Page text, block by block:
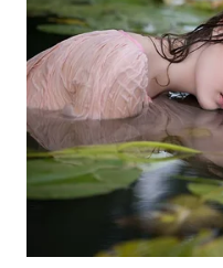
WAHANANEWS
ID
WAHANANEWS
CO ID
WAHANANEWS